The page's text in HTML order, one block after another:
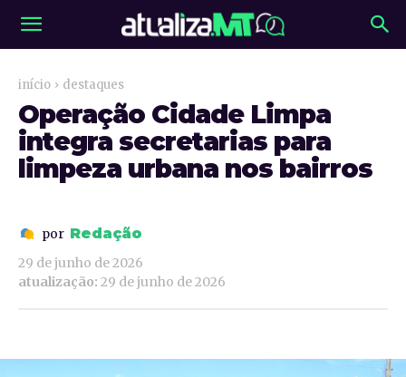
início destaques
Operação Cidade Limpa
integra secretarias para
limpeza urbana nos bairros
por Redação
29 de junho de 2026
atualização: 29 de junho de 2026